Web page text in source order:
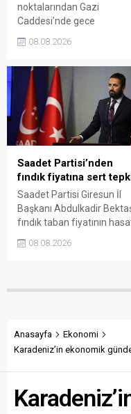
noktalarından Gazi
Caddesi’nde gece
saatlerinde çıkan silahlı
kavgada A.E. ayağından
bölgede kısa süreli panik
yaşanırken polis geniş çaplı
soruşturma başlattı.
08.08.2026
Saadet Partisi’nden
fındık fiyatına sert
Saadet Partisi Giresun İl
Başkanı Abdulkadir
fındık taban fiyatının
başlamasına rağmen
açıklanmamasına tepki
belirterek üreticiyi
savundu.
08.08.2026
Anasayfa
Ekonomi
Karadeniz’in ekonomik